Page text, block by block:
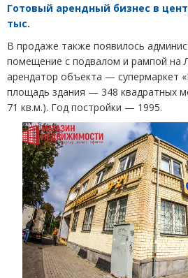
Готовый арендный бизнес в
тыс.
В продаже также появилось
помещение с подвалом и рампой на
арендатор объекта — супермаркет «
площадь здания — 348 квадратных
71 кв.м.). Год постройки — 1995.